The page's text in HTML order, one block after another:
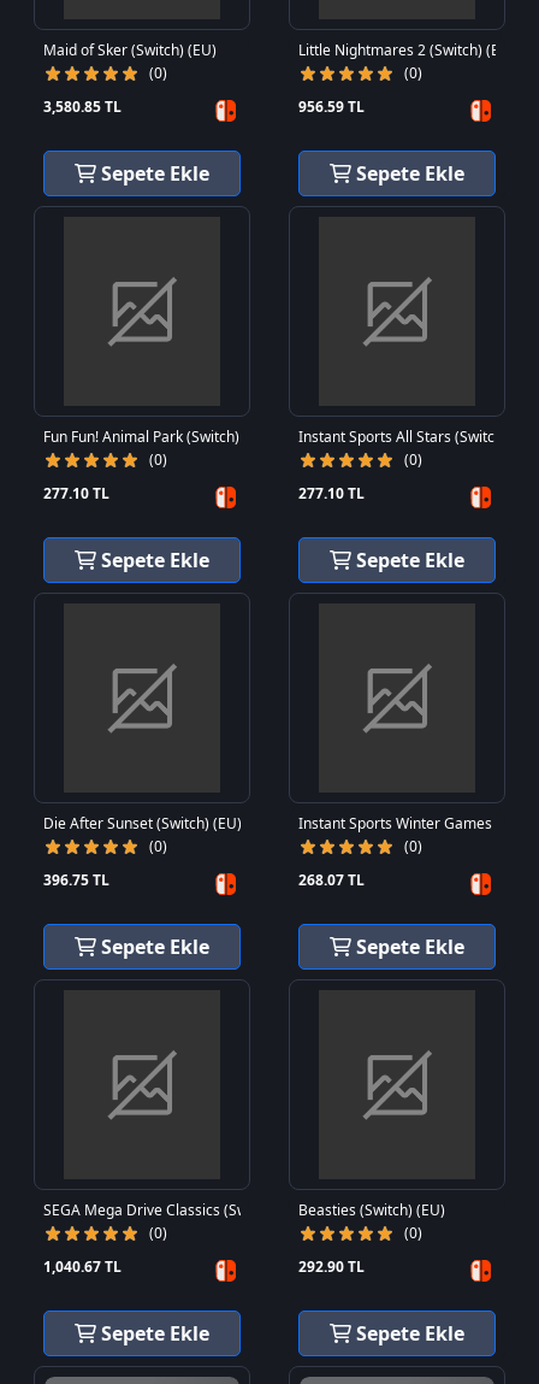
Maid of Sker (Switch) (EU)
(0)
3,580.85 TL
Sepete Ekle
Little Nightmares 2 (Switch) (EU)
(0)
956.59 TL
Sepete Ekle
Fun Fun! Animal Park (Switch) (EU)
(0)
277.10 TL
Sepete Ekle
Instant Sports All Stars (Switch)
(0)
277.10 TL
Sepete Ekle
Die After Sunset (Switch) (EU)
(0)
396.75 TL
Sepete Ekle
Instant Sports Winter Games
(0)
268.07 TL
Sepete Ekle
SEGA Mega Drive Classics (Switch) (EU)
(0)
1,040.67 TL
Sepete Ekle
Beasties (Switch) (EU)
(0)
292.90 TL
Sepete Ekle